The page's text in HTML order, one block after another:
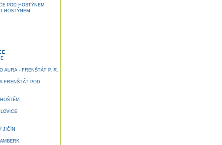
POD HOSTÝNEM
HOSTÝNEM
AURA - FRENŠTÁT P. R.
FRENŠTÁT POD
JIČÍN